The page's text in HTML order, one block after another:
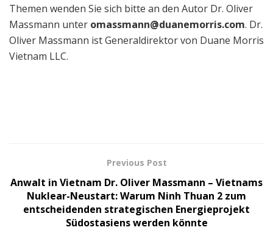
Themen wenden Sie sich bitte an den Autor Dr. Oliver
Massmann unter omassmann@duanemorris.com. Dr.
Oliver Massmann ist Generaldirektor von Duane Morris
Vietnam LLC.
Previous Post
Anwalt in Vietnam Dr. Oliver Massmann – Vietnams
Nuklear-Neustart: Warum Ninh Thuan 2 zum
entscheidenden strategischen Energieprojekt
Südostasiens werden könnte